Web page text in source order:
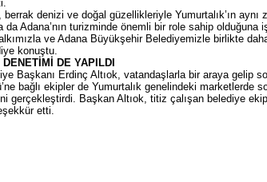
berrak denizi ve doğal güzellikleriyle Yumurtalık’ın
da Adana’nın turizminde önemli bir role sahip olduğuna
ve Adana Büyükşehir Belediyemizle birlikte
konuştu.
DE YAPILDI
Başkanı Erdinç Altıok, vatandaşlarla bir araya gelip
bağlı ekipler de Yumurtalık genelindeki marketlerde
gerçekleştirdi. Başkan Altıok, titiz çalışan belediye
etti.